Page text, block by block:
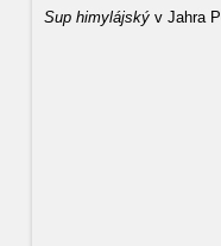
Sup himylájský v Jahra